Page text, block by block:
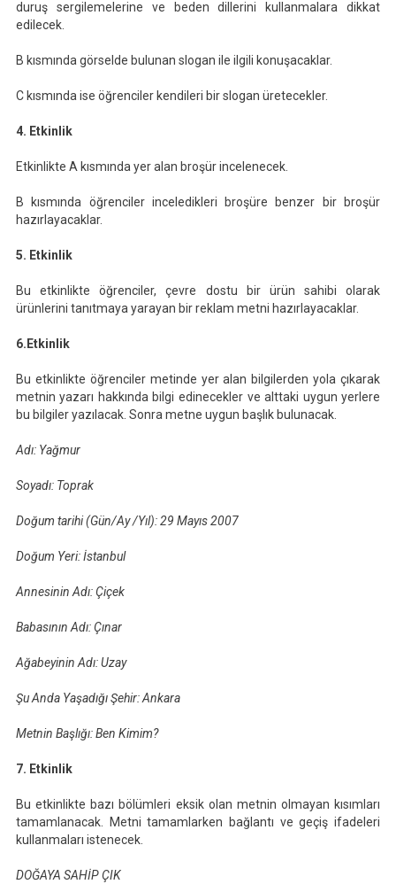
duruş sergilemelerine ve beden dillerini kullanmalara dikkat
edilecek.
B kısmında görselde bulunan slogan ile ilgili konuşacaklar.
C kısmında ise öğrenciler kendileri bir slogan üretecekler.
4. Etkinlik
Etkinlikte A kısmında yer alan broşür incelenecek.
B kısmında öğrenciler inceledikleri broşüre benzer bir broşür
hazırlayacaklar.
5. Etkinlik
Bu etkinlikte öğrenciler, çevre dostu bir ürün sahibi olarak
ürünlerini tanıtmaya yarayan bir reklam metni hazırlayacaklar.
6.Etkinlik
Bu etkinlikte öğrenciler metinde yer alan bilgilerden yola çıkarak
metnin yazarı hakkında bilgi edinecekler ve alttaki uygun yerlere
bu bilgiler yazılacak. Sonra metne uygun başlık bulunacak.
Adı: Yağmur
Soyadı: Toprak
Doğum tarihi (Gün/Ay /Yıl):29 Mayıs 2007
Doğum Yeri:İstanbul
Annesinin Adı:Çiçek
Babasının Adı:Çınar
Ağabeyinin Adı:Uzay
Şu Anda Yaşadığı Şehir:Ankara
Metnin Başlığı:Ben Kimim?
7. Etkinlik
Bu etkinlikte bazı bölümleri eksik olan metnin olmayan kısımları
tamamlanacak. Metni tamamlarken bağlantı ve geçiş ifadeleri
kullanmaları istenecek.
DOĞAYA SAHİP ÇIK